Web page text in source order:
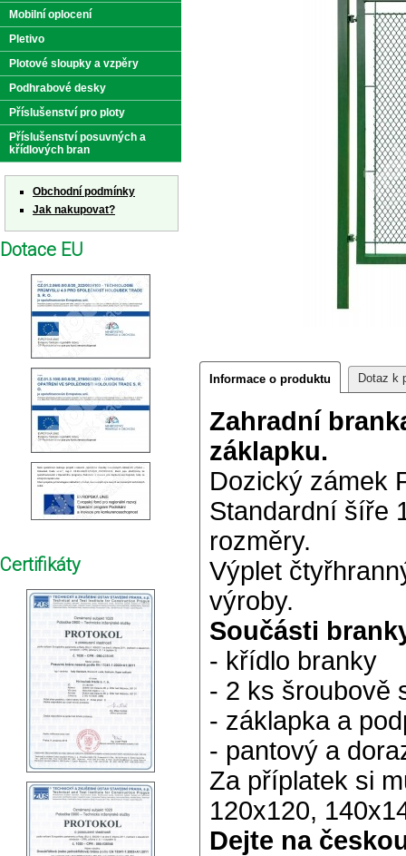
Informace o produktu Dotaz k
Zahradní
záklapku.
Dozický zámek
Standardní šíře
rozměry.
Výplet
výroby.
Součásti
- křídlo branky
- 2 ks šroubově
- záklapka a
- pantový a
Za příplatek si
120x120,
Dejte na
Mobilní oplocení
Pletivo
Plotové sloupky a vzpěry
Podhrabové desky
Příslušenství pro ploty
Příslušenství posuvných a
křídlových bran
Obchodní podmínky
Jak nakupovat?
Dotace EU
Certifikáty